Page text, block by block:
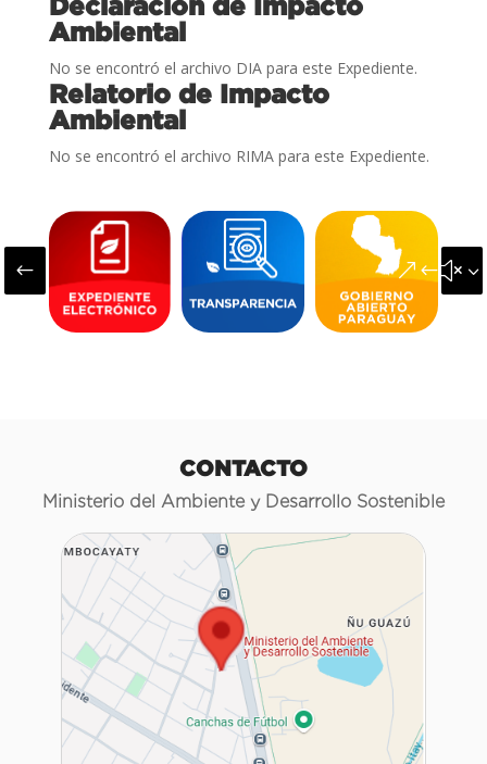
Ambiental
No se encontró el archivo DIA para este Expediente.
Relatorio de Impacto
Ambiental
No se encontró el archivo RIMA para este Expediente.
#
CONTACTO
Ministerio del Ambiente y Desarrollo Sostenible